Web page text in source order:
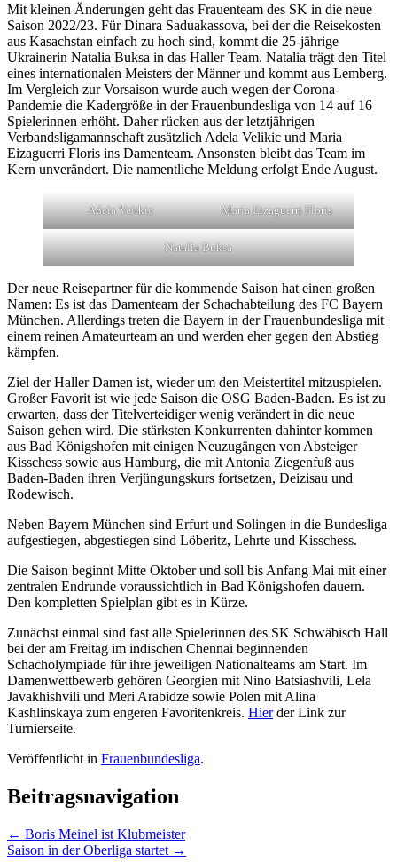
Mit kleinen Änderungen geht das Frauenteam des SK in die neue
Saison 2022/23. Für Dinara Saduakassova, bei der die Reisekosten
aus Kasachstan einfach zu hoch sind, kommt die 25-jährige
Ukrainerin Natalia Buksa in das Haller Team. Natalia trägt den Titel
eines internationalen Meisters der Männer und kommt aus Lemberg.
Im Vergleich zur Vorsaison wurde auch wegen der Corona-
Pandemie die Kadergröße in der Frauenbundesliga von 14 auf 16
Spielerinnen erhöht. Daher rücken aus der letztjährigen
Verbandsligamannschaft zusätzlich Adela Velikic und Maria
Eizaguerri Floris ins Damenteam. Ansonsten bleibt das Team im
Kern unverändert. Die namentliche Meldung erfolgt Ende August.
Adela Velikic Maria Eizaguerri Floris
Natalia Buksa
Der neue Reisepartner für die kommende Saison hat einen großen
Namen: Es ist das Damenteam der Schachabteilung des FC Bayern
München. Allerdings treten die Bayern in der Frauenbundesliga mit
einem reinen Amateurteam an und werden eher gegen den Abstieg
kämpfen.
Ziel der Haller Damen ist, wieder um den Meistertitel mitzuspielen.
Großer Favorit ist wie jede Saison die OSG Baden-Baden. Es ist zu
erwarten, dass der Titelverteidiger wenig verändert in die neue
Saison gehen wird. Die stärksten Konkurrenten dahinter kommen
aus Bad Königshofen mit einigen Neuzugängen von Absteiger
Kisschess sowie aus Hamburg, die mit Antonia Ziegenfuß aus
Baden-Baden ihren Verjüngungskurs fortsetzen, Deizisau und
Rodewisch.
Neben Bayern München sind Erfurt und Solingen in die Bundesliga
aufgestiegen, abgestiegen sind Löberitz, Lehrte und Kisschess.
Die Saison beginnt Mitte Oktober und soll bis Anfang Mai mit einer
zentralen Endrunde voraussichtlich in Bad Königshofen dauern.
Den kompletten Spielplan gibt es in Kürze.
Zunächst einmal sind fast alle Spielerinnen des SK Schwäbisch Hall
bei der am Freitag im indischen Chennai beginnenden
Schacholympiade für ihre jeweiligen Nationalteams am Start. Im
Damenwettbewerb gehören Georgien mit Nino Batsiashvili, Lela
Javakhishvili und Meri Arabidze sowie Polen mit Alina
Kashlinskaya zum engeren Favoritenkreis. Hierder Link zur
Turnierseite.
Veröffentlicht in Frauenbundesliga.
Beitragsnavigation
← Boris Meinel ist Klubmeister
Saison in der Oberliga startet →